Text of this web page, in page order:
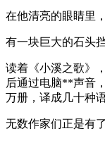
在他清亮的眼睛里
有一块巨大的石头
读着《小溪之歌》
后通过电脑**声音
万册，译成几十种
无数作家们正是有